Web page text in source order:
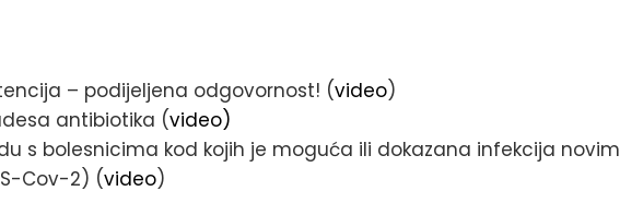
– podijeljena odgovornost! (video)
antibiotika (video)
s bolesnicima kod kojih je moguća ili dokazana infekcija novim
Cov-2) (video)